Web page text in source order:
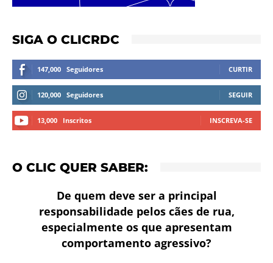
SIGA O CLICRDC
147,000 Seguidores CURTIR
120,000 Seguidores SEGUIR
13,000 Inscritos INSCREVA-SE
O CLIC QUER SABER:
De quem deve ser a principal
responsabilidade pelos cães de rua,
especialmente os que apresentam
comportamento agressivo?